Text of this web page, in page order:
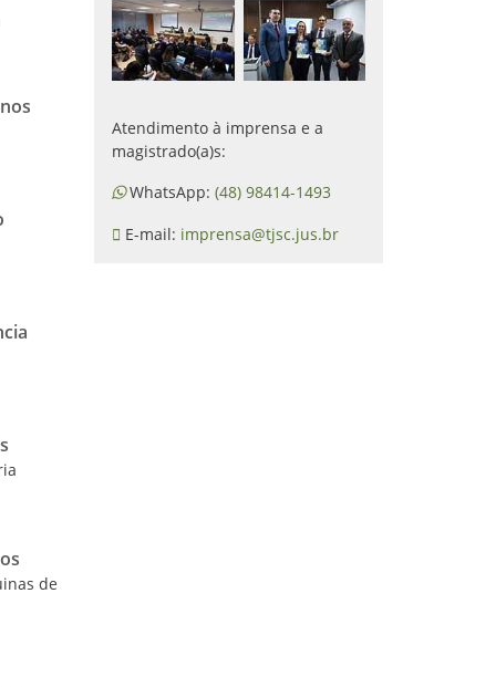
de
Atendimento à imprensa e a
magistrado(a)s:
WhatsApp: (48) 98414-1493
E-mail: imprensa@tjsc.jus.br